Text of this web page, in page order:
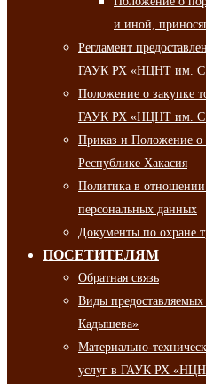
и иной,
Регламент
ГАУК РХ «НЦНТ им.
Положение о закупке
ГАУК РХ «НЦНТ им.
Приказ и Положение о
Республике Хакасия
Политика в
персональных данных
Документы по охране
ПОСЕТИТЕЛЯМ
Обратная связь
Виды
Кадышева»
Материально-
услуг в ГАУК РХ